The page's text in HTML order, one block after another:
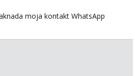
moja kontakt WhatsApp